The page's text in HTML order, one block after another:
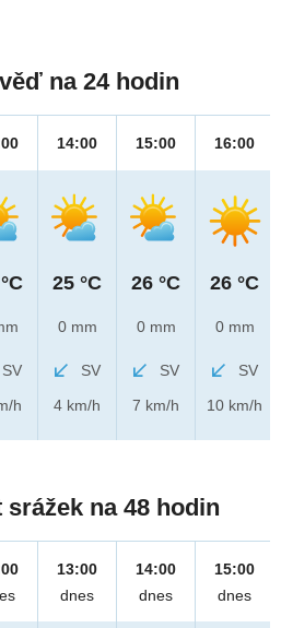
na 24 hodin
SV
h
14:00
25 °C
0 mm
SV
4 km/h
15:00
26 °C
0 mm
SV
7 km/h
16:00
26 °C
0 mm
SV
10 km/h
na 48 hodin
13:00
dnes
14:00
dnes
15:00
dnes